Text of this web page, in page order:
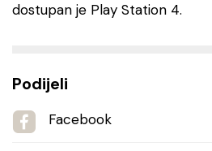
dostupan je Play Station 4.
Podijeli
Facebook